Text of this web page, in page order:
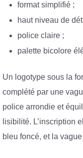
format simplifié ;
haut niveau de
police claire ;
palette bicolore
Un logotype sous la
complété par une
police arrondie et
lisibilité. L’inscription
bleu foncé, et la